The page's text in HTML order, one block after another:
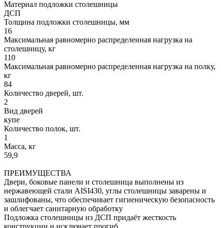
Материал подложки столешницы
ДСП
Толщина подложки столешницы, мм
16
Максимальная равномерно распределенная нагрузка на
столешницу, кг
110
Максимальная равномерно распределенная нагрузка на полку,
кг
84
Количество дверей, шт.
2
Вид дверей
купе
Количество полок, шт.
1
Масса, кг
59,9
ПРЕИМУЩЕСТВА
Двери, боковые панели и столешница выполнены из
нержавеющей стали AISI430, углы столешницы заварены и
зашлифованы, что обеспечивает гигиеническую безопасность
и облегчает санитарную обработку
Подложка столешницы из ДСП придаёт жесткость
конструкции и исключает прогиб